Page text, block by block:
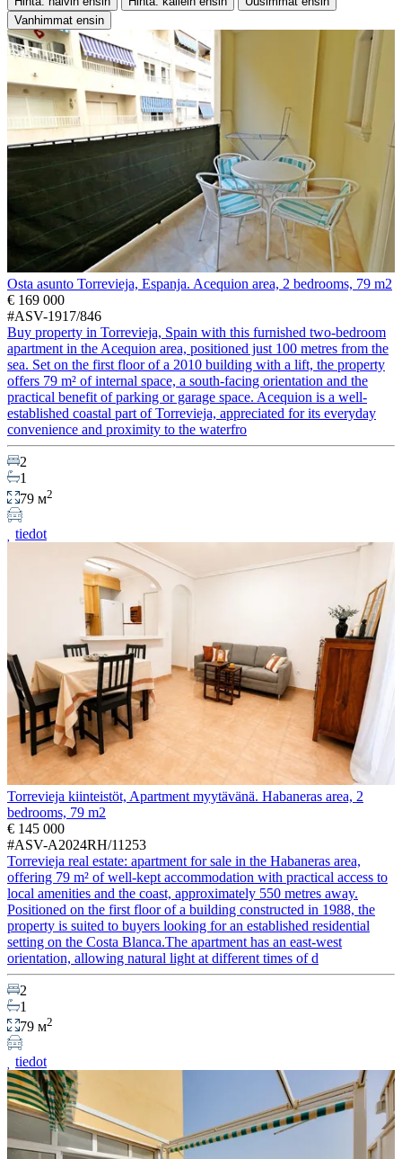
Vanhimmat ensin
Osta asunto Torrevieja, Espanja. Acequion area, 2 bedrooms, 79 m2
€ 169 000
#ASV-1917/846
Buy property in Torrevieja, Spain with this furnished two-bedroom
apartment in the Acequion area, positioned just 100 metres from the
sea. Set on the first floor of a 2010 building with a lift, the property
offers 79 m² of internal space, a south-facing orientation and the
practical benefit of parking or garage space. Acequion is a well-
established coastal part of Torrevieja, appreciated for its everyday
convenience and proximity to the waterfro
2
1
79 м2
tiedot
Torrevieja kiinteistöt, Apartment myytävänä. Habaneras area, 2
bedrooms, 79 m2
€ 145 000
#ASV-A2024RH/11253
Torrevieja real estate: apartment for sale in the Habaneras area,
offering 79 m² of well-kept accommodation with practical access to
local amenities and the coast, approximately 550 metres away.
Positioned on the first floor of a building constructed in 1988, the
property is suited to buyers looking for an established residential
setting on the Costa Blanca.The apartment has an east-west
orientation, allowing natural light at different times of d
2
1
79 м2
tiedot